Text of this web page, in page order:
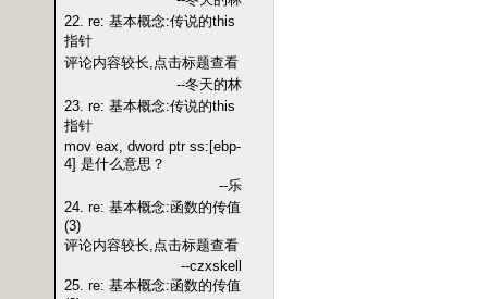
22. re: 基本概念:传说的this
指针
评论内容较长,点击标题查看
--冬天的林
23. re: 基本概念:传说的this
指针
mov eax, dword ptr ss:[ebp-
4] 是什么意思？
--乐
24. re: 基本概念:函数的传值
(3)
评论内容较长,点击标题查看
--czxskell
25. re: 基本概念:函数的传值